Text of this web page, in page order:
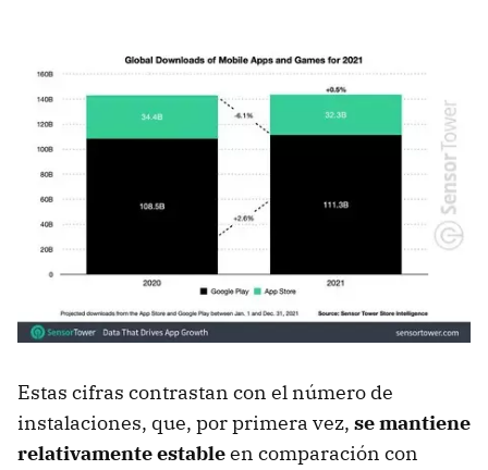
Estas cifras contrastan con el número de
instalaciones, que, por primera vez, se mantiene
relativamente estableen comparación con